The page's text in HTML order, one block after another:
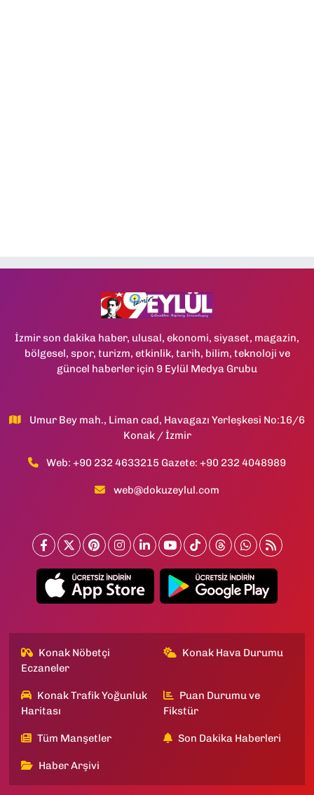
İzmir son dakika haber, ulusal, ekonomi, siyaset, magazin,
bölgesel, spor, turizm, etkinlik, tarih, bilim, teknoloji ve
güncel haberler için 9 Eylül Medya Grubu
Umur Bey mah., Liman cad, Havagazı Yerleşkesi No:16/6
Konak / İzmir
Web: +90 232 4633215 Gazete: +90 232 4048989
web@dokuzeylul.com
Konak Nöbetçi
Eczaneler
Konak Hava Durumu
Konak Trafik Yoğunluk
Haritası
Puan Durumu ve
Fikstür
Tüm Manşetler Son Dakika Haberleri
Haber Arşivi